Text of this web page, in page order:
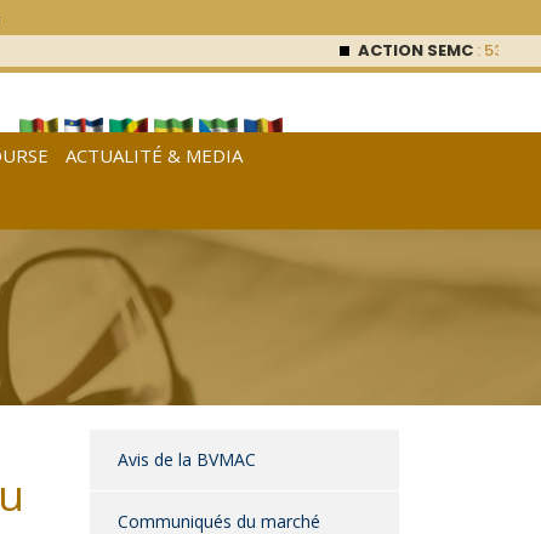
ACTION SEMC: 53 000
ACTUALITÉ & MEDIA
Avis de la BVMAC
Communiqués du marché